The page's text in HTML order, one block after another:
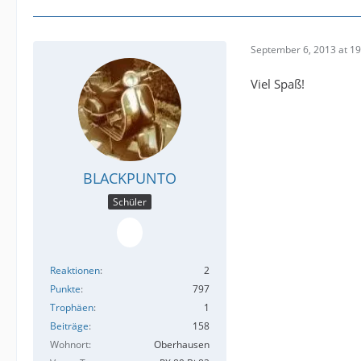
BLACKPUNTO
Schüler
Reaktionen
2
Punkte
797
Trophäen
1
Beiträge
158
Wohnort
Oberhausen
September 6, 2013 at
Viel Spaß!